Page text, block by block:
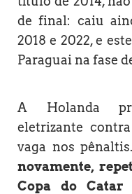
de final: caiu
2018 e 2022, e
Paraguai na fase
A Holanda
eletrizante
vaga nos pênaltis.
novamente,
Copa do Catar